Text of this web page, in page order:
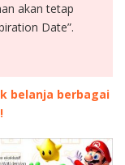
akan tetap
Date”.
belanja berbagai